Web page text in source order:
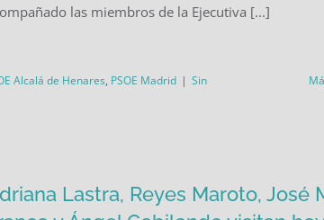
las miembros de la Ejecutiva [...]
Alcalá de Henares, PSOE Madrid | Sin
Lastra, Reyes Maroto, José